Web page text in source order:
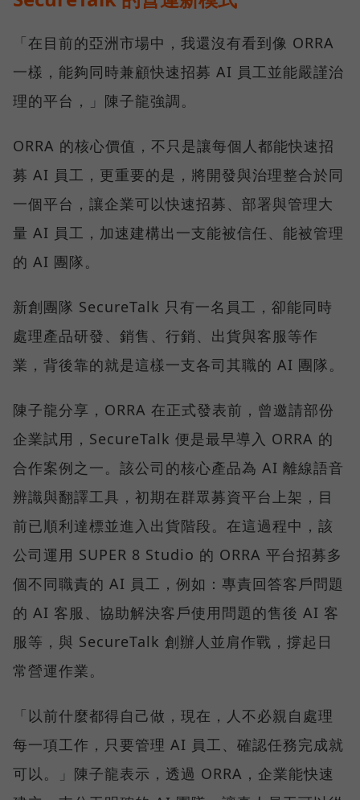
「在目前的亞洲市場中，我還沒有看到像 ORRA
一樣，能夠同時兼顧快速招募 AI 員工並能嚴謹治
理的平台，」陳子龍強調。
ORRA 的核心價值，不只是讓每個人都能快速招
募 AI 員工，更重要的是，將開發與治理整合於同
一個平台，讓企業可以快速招募、部署與管理大
量 AI 員工，加速建構出一支能被信任、能被管理
的 AI 團隊。
新創團隊 SecureTalk 只有一名員工，卻能同時
處理產品研發、銷售、行銷、出貨與客服等作
業，背後靠的就是這樣一支各司其職的 AI 團隊。
陳子龍分享，ORRA 在正式發表前，曾邀請部份
企業試用，SecureTalk 便是最早導入 ORRA 的
合作案例之一。該公司的核心產品為 AI 離線語音
辨識與翻譯工具，初期在群眾募資平台上架，目
前已順利達標並進入出貨階段。在這過程中，該
公司運用 SUPER 8 Studio 的 ORRA 平台招募多
個不同職責的 AI 員工，例如：專責回答客戶問題
的 AI 客服、協助解決客戶使用問題的售後 AI 客
服等，與 SecureTalk 創辦人並肩作戰，撐起日
常營運作業。
「以前什麼都得自己做，現在，人不必親自處理
每一項工作，只要管理 AI 員工、確認任務完成就
可以。」陳子龍表示，透過 ORRA，企業能快速